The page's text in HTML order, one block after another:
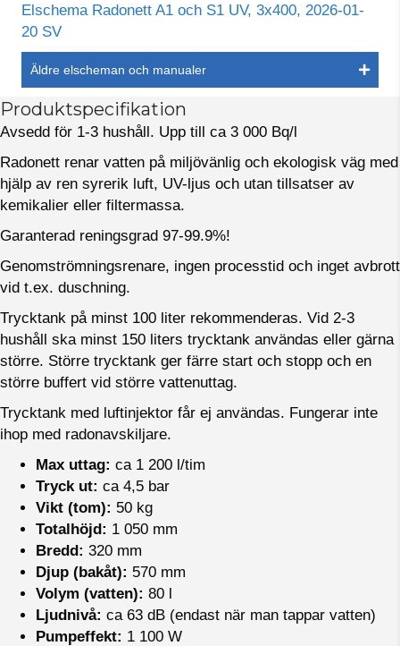
Elschema Radonett A1 och S1 UV, 3x400, 2026-01-
20 SV
Äldre elscheman och manualer
Produktspecifikation
Avsedd för 1-3 hushåll. Upp till ca 3 000 Bq/l
Radonett renar vatten på miljövänlig och ekologisk väg med
hjälp av ren syrerik luft, UV-ljus och utan tillsatser av
kemikalier eller filtermassa.
Garanterad reningsgrad 97-99.9%!
Genomströmningsrenare, ingen processtid och inget avbrott
vid t.ex. duschning.
Trycktank på minst 100 liter rekommenderas. Vid 2-3
hushåll ska minst 150 liters trycktank användas eller gärna
större. Större trycktank ger färre start och stopp och en
större buffert vid större vattenuttag.
Trycktank med luftinjektor får ej användas. Fungerar inte
ihop med radonavskiljare.
Max uttag: ca 1 200 l/tim
Tryck ut: ca 4,5 bar
Vikt (tom): 50 kg
Totalhöjd: 1 050 mm
Bredd: 320 mm
Djup (bakåt): 570 mm
Volym (vatten): 80 l
Ljudnivå: ca 63 dB (endast när man tappar vatten)
Pumpeffekt: 1 100 W